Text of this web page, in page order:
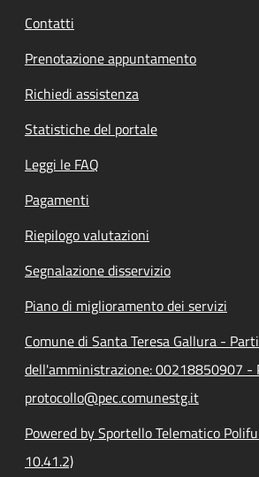
Contatti
Prenotazione appuntamento
Richiedi assistenza
Statistiche del portale
Leggi le FAQ
Pagamenti
Riepilogo valutazioni
Segnalazione disservizio
Piano di miglioramento dei servizi
Comune di Santa Teresa Gallura -
dell'amministrazione: 00218850907 -
protocollo@pec.comunestg.it
Powered by Sportello Telematico
10.41.2)